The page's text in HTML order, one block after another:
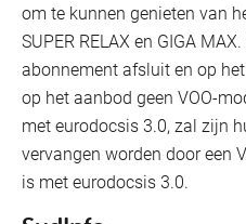
om te kunnen genieten van
SUPER RELAX en GIGA
abonnement afsluit en op
op het aanbod geen VOO-
met eurodocsis 3.0, zal zijn
vervangen worden door een
is met eurodocsis 3.0.